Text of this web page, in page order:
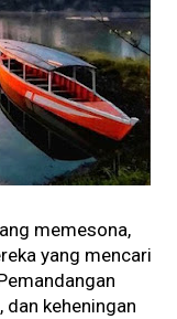
memesona,
yang mencari
dan keheningan